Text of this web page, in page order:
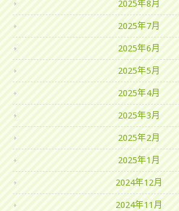
2025年8月
2025年7月
2025年6月
2025年5月
2025年4月
2025年3月
2025年2月
2025年1月
2024年12月
2024年11月